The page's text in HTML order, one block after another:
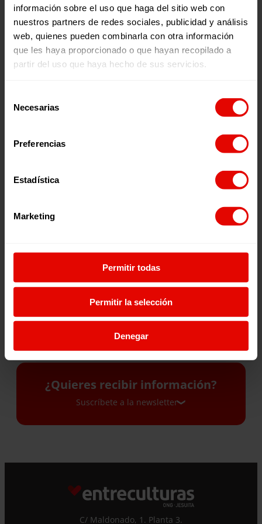
información sobre el uso que haga del sitio web con
nuestros partners de redes sociales, publicidad y análisis
web, quienes pueden combinarla con otra información
que les haya proporcionado o que hayan recopilado a
partir del uso que haya hecho de sus servicios.
Necesarias
Preferencias
Estadística
Marketing
Permitir todas
Permitir la selección
Denegar
sus derechos
Para ello, necesitamos que la ciudadanía colabore a
través dela firmapor una migración más segura para las
mujeres.
ABRIR CAMINOS: LA
HISTORIA DE MARY EN
SUDÁN DEL SUR
PROTECCIÓN: CREANDO
LAS NIÑAS
¿Quieres recibir información?
Suscríbete a la newsletter
y los correos puntuales en los que te
ofrecemos información, no dejes de completar
este formulario. Al instante, te daremos de
C/ Maldonado, 1. Planta 3.